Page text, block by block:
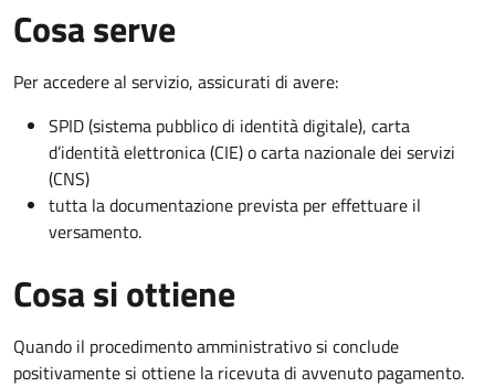
Cosa serve
Per accedere al servizio, assicurati di avere:
SPID (sistema pubblico di identità digitale), carta
d’identità elettronica (CIE) o carta nazionale dei servizi
(CNS)
tutta la documentazione prevista per effettuare il
versamento.
Cosa si ottiene
Quando il procedimento amministrativo si conclude
positivamente si ottiene la ricevuta di avvenuto pagamento.